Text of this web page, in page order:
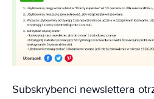
Subskrybenci newslettera